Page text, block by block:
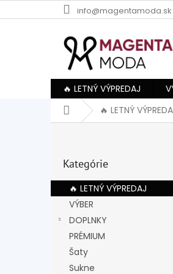
na
info@magentamoda.sk
🔥 LETNÝ VÝPREDAJ
Domov🔥 LETNÝ
ý
p
kategórie
Kategórie
🔥 LETNÝ VÝPREDAJ
VÝBER
DOPLNKY
PRÉMIUM
Šaty
Sukne